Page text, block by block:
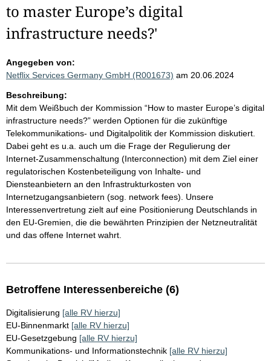
to master Europe’s digital
infrastructure needs?'
Angegeben von:
Netflix Services Germany GmbH (R001673) am 20.06.2024
Beschreibung:
Mit dem Weißbuch der Kommission “How to master Europe’s digital
infrastructure needs?” werden Optionen für die zukünftige
Telekommunikations- und Digitalpolitik der Kommission diskutiert.
Dabei geht es u.a. auch um die Frage der Regulierung der
Internet-Zusammenschaltung (Interconnection) mit dem Ziel einer
regulatorischen Kostenbeteiligung von Inhalte- und
Diensteanbietern an den Infrastrukturkosten von
Internetzugangsanbietern (sog. network fees). Unsere
Interessenvertretung zielt auf eine Positionierung Deutschlands in
den EU-Gremien, die die bewährten Prinzipien der Netzneutralität
und das offene Internet wahrt.
Betroffene Interessenbereiche (6)
Digitalisierung [alle RV hierzu]
EU-Binnenmarkt [alle RV hierzu]
EU-Gesetzgebung [alle RV hierzu]
Kommunikations- und Informationstechnik [alle RV hierzu]